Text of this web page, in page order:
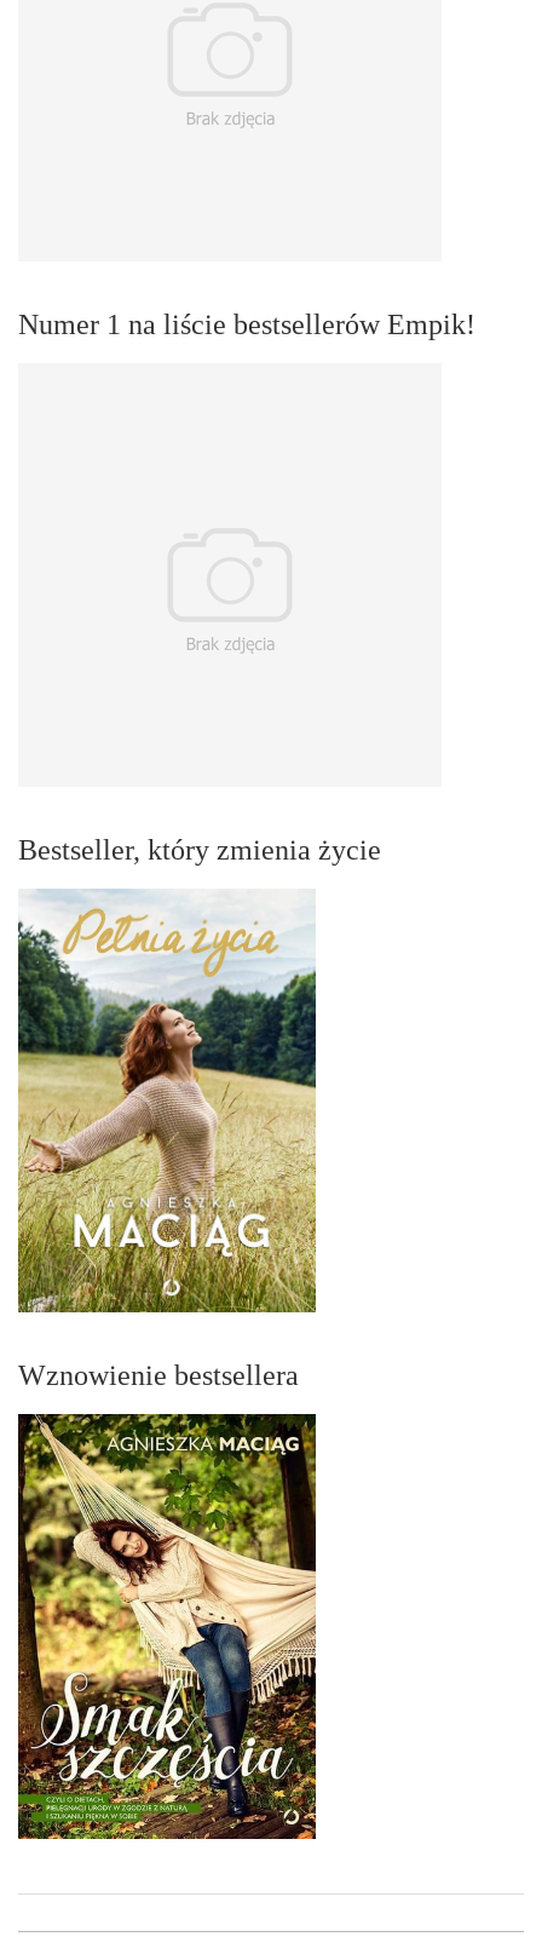
Numer 1 na liście bestsellerów Empik!
Bestseller, który zmienia życie
Wznowienie bestsellera